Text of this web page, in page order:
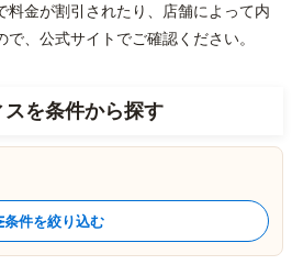
料金が割引されたり、店舗によって内
、公式サイトでご確認ください。
を条件から探す
条件を絞り込む